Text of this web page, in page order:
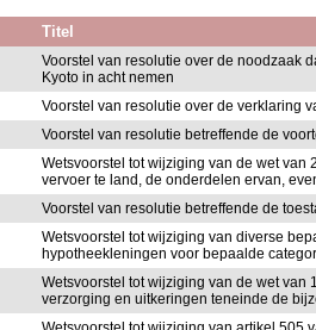
Titel
Voorstel van resolutie over de noodzaak
Kyoto in acht nemen
Voorstel van resolutie over de verklaring
Voorstel van resolutie betreffende de
Wetsvoorstel tot wijziging van de wet
vervoer te land, de onderdelen ervan,
Voorstel van resolutie betreffende de
Wetsvoorstel tot wijziging van diverse
hypotheekleningen voor bepaalde
Wetsvoorstel tot wijziging van de wet
verzorging en uitkeringen teneinde de